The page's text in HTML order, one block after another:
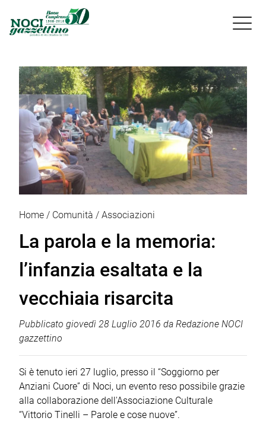

Home Comunità Associazioni
La parola e la memoria:
l’infanzia esaltata e la
vecchiaia risarcita
Pubblicato giovedì 28 Luglio 2016 da Redazione NOCI
gazzettino
Si è tenuto ieri 27 luglio, presso il “Soggiorno per
Anziani Cuore” di Noci, un evento reso possibile grazie
alla collaborazione dell'Associazione Culturale
“Vittorio Tinelli – Parole e cose nuove”.